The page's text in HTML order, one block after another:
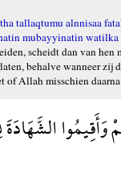
tallaqtumu alnnisaa
mubayyinatin
scheidt dan van
behalve wanneer
of Allah misschien